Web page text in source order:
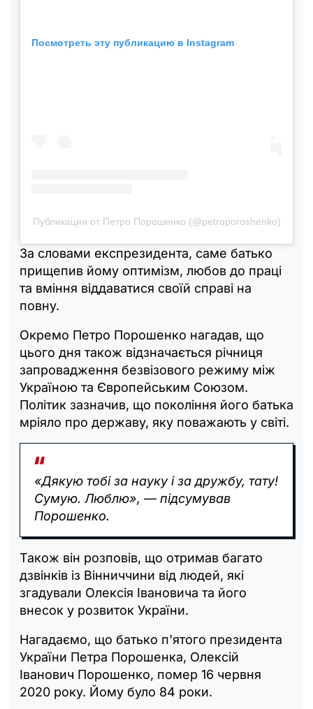
Посмотреть эту публикацию в Instagram
Публикация от Петро Порошенко (@petroporoshenko)
За словами експрезидента, саме батько
прищепив йому оптимізм, любов до праці
та вміння віддаватися своїй справі на
повну.
Окремо Петро Порошенко нагадав, що
цього дня також відзначається річниця
запровадження безвізового режиму між
Україною та Європейським Союзом.
Політик зазначив, що покоління його батька
мріяло про державу, яку поважають у світі.
«Дякую тобі за науку і за дружбу, тату!
Сумую. Люблю», — підсумував
Порошенко.
Також він розповів, що отримав багато
дзвінків із Вінниччини від людей, які
згадували Олексія Івановича та його
внесок у розвиток України.
Нагадаємо, що батько п'ятого президента
України Петра Порошенка, Олексій
Іванович Порошенко, помер 16 червня
2020 року. Йому було 84 роки.